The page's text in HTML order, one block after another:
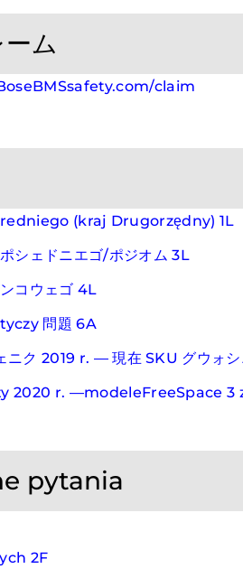
ム
claim
(kraj Drugorzędny) 1L
シェドニエゴ/ポジオム 3L
コウェゴ 4L
問題 6A
ニク 2019 r. — 現在 SKU グウォ
2020 r. —modeleFreeSpace 3
pytania
2F